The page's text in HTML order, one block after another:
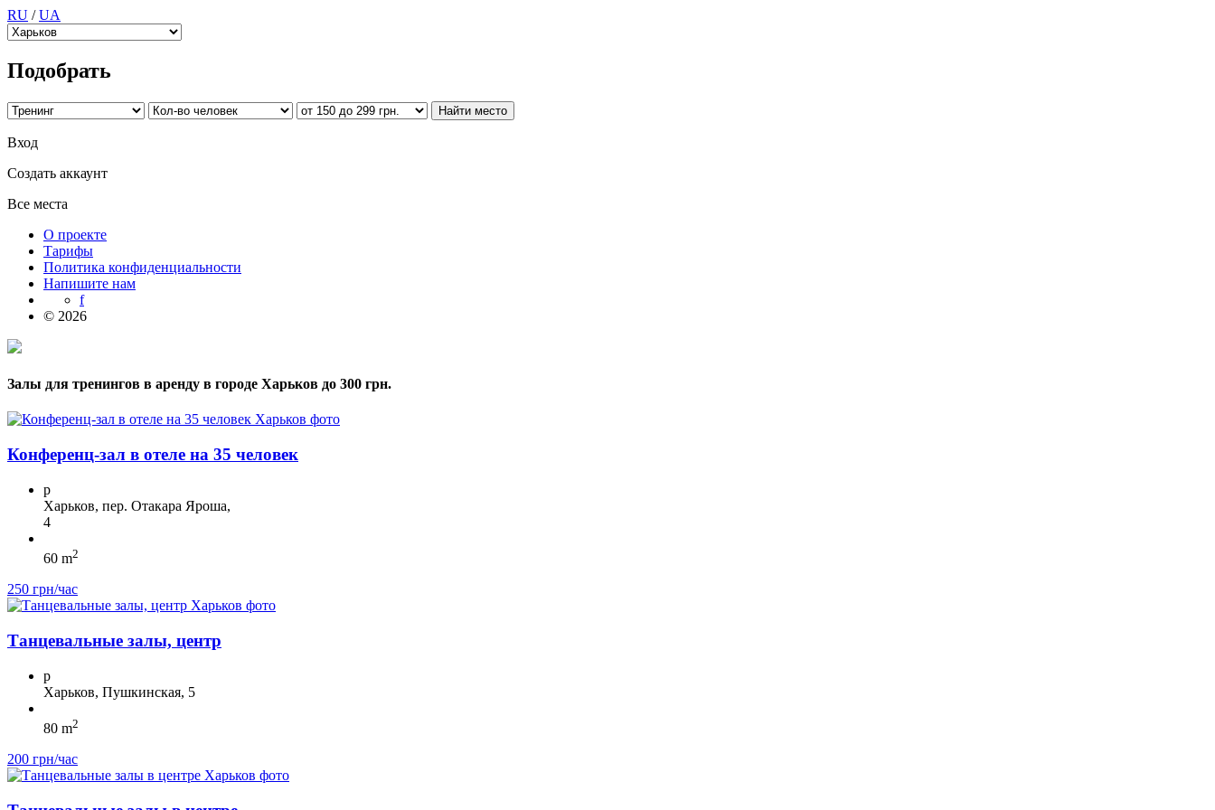
RU /UA
Подобрать
Вход
Создать аккаунт
Все места
О проекте
Тарифы
Политика конфиденциальности
Напишите нам
f
© 2026
Залы для тренингов в аренду в городе Харьков до 300 грн.
Конференц-зал в отеле на 35 человек
p
Харьков, пер. Отакара Яроша,
4
60 m2
250 грн/час
Танцевальные залы, центр
p
Харьков, Пушкинская, 5
80 m2
200 грн/час